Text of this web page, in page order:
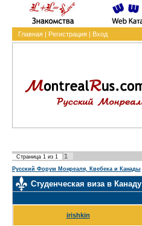
Главная| Регистрация| Вход
Страница 1из 1 1
Русский Форум Монреаля, Квебека и Канады
Студенческая виза в Канаду
irishkin